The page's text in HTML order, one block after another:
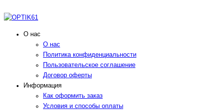
О нас
О нас
Политика конфиденциальности
Пользовательское соглашение
Договор оферты
Информация
Как оформить заказ
Условия и способы оплаты